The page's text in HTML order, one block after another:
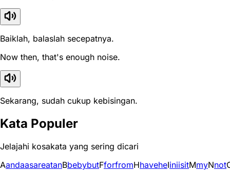
Baiklah, balaslah secepatnya.
Now then, that's enough noise.
Sekarang, sudah cukup kebisingan.
Kata Populer
Jelajahi kosakata yang sering dicari
AandaasareatanBbebybutFforfromHhaveheIiniisitMmyNnot